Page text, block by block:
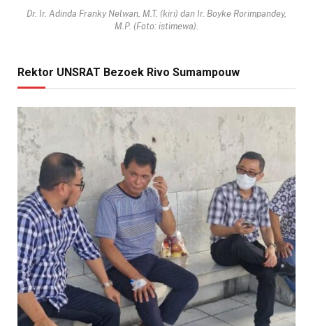
Dr. Ir. Adinda Franky Nelwan, M.T. (kiri) dan Ir. Boyke Rorimpandey,
M.P. (Foto: istimewa).
Rektor UNSRAT Bezoek Rivo Sumampouw